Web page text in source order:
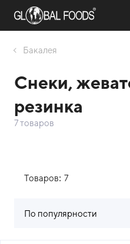
Бакалея
Снеки,
резинка
7 товаров
Товаров: 7
По популярности